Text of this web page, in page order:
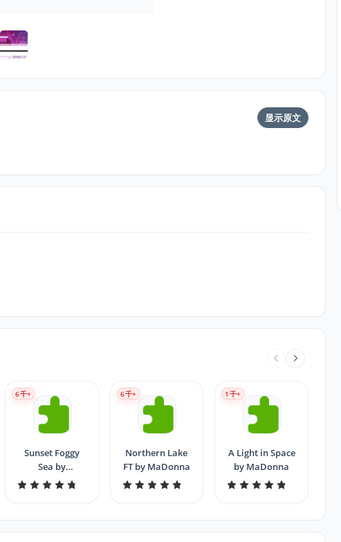
显示原文
Sunset Foggy
Sea by
MaDonna
6千+
Northern Lake
FT by MaDonna
6千+
A Light in Space
by MaDonna
1 千+